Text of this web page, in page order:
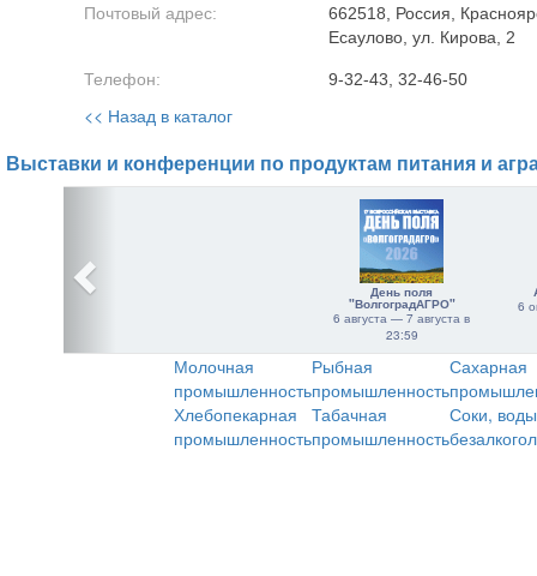
Почтовый адрес:
662518, Россия,
Есаулово, ул. Кирова, 2
Телефон: 9-32-43, 32-46-50
<< Назад в каталог
Выставки и конференции по продуктам питания и
День поля
"ВолгоградАГРО"
6 августа — 7 августа в
23:59
6
Молочная
промышленность
Рыбная
промышленность
Сахарная
Хлебопекарная
промышленность
Табачная
промышленность
Соки,